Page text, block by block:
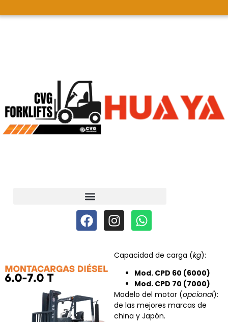
Capacidad de carga (kg):
Mod. CPD 60 (6000)
Mod. CPD 70 (7000)
Modelo del motor (opcional):
de las mejores marcas de
china y Japón.